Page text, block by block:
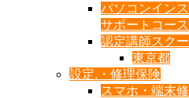
パソコンイン
サポートコー
認定講師スク
東京都
設定.・修理保険
スマホ・端末